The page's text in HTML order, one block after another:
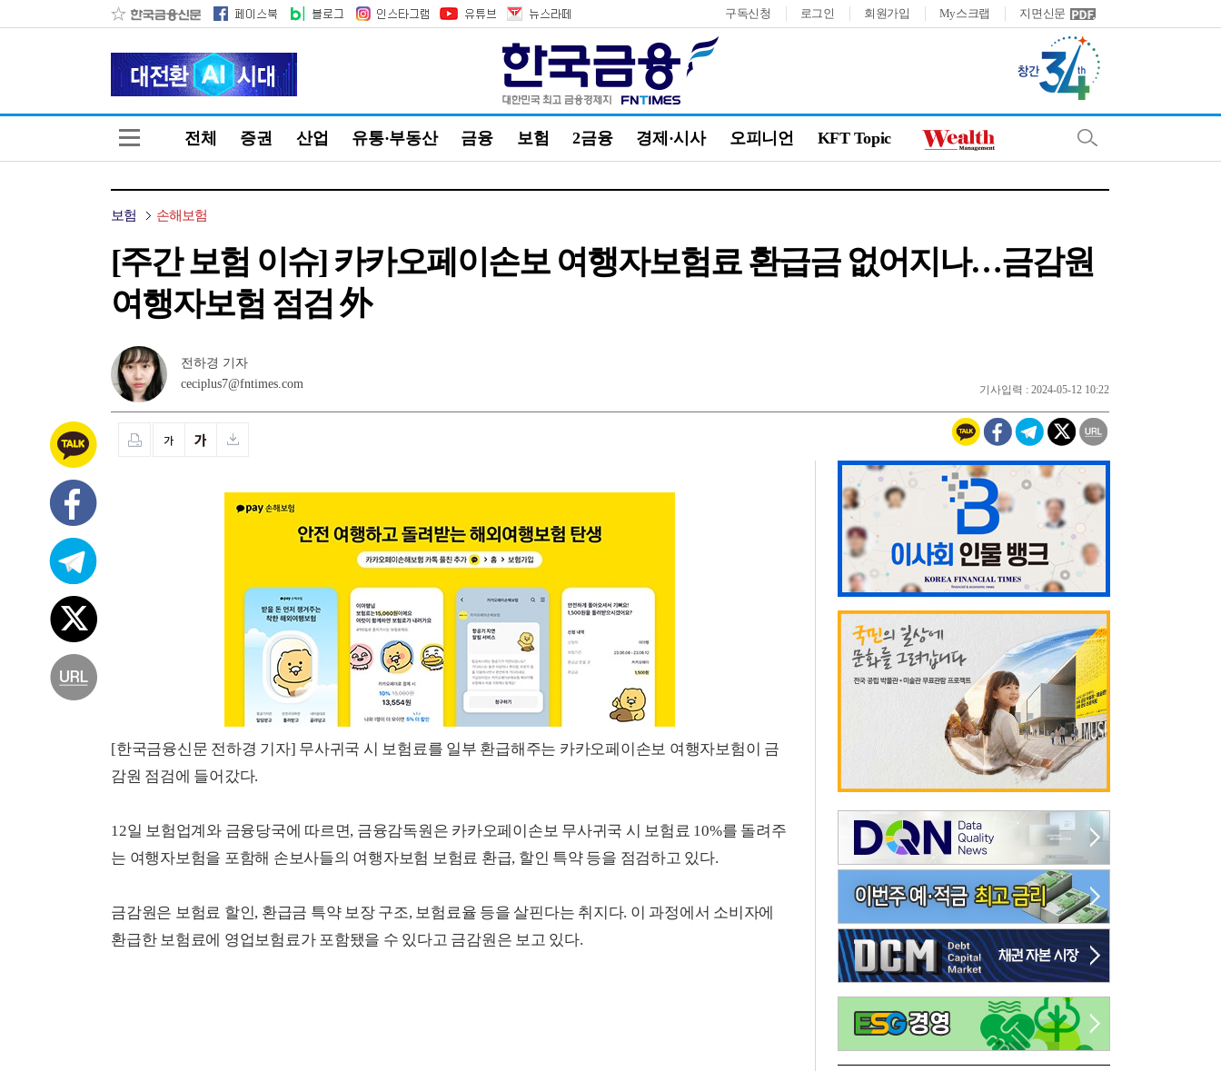
구독신청 로그인 회원가입 My스크랩 지면신문
전체 증권 산업 유통·부동산 금융 보험 2금융 경제·시사 오피니언 KFT Topic
보험 손해보험
[주간 보험 이슈] 카카오페이손보 여행자보험료 환급금 없어지나…금감원
여행자보험 점검 外
전하경 기자
ceciplus7@fntimes.com
기사입력 : 2024-05-12 10:22
[한국금융신문 전하경 기자] 무사귀국 시 보험료를 일부 환급해주는 카카오페이손보 여행자보험이 금
감원 점검에 들어갔다.
12일 보험업계와 금융당국에 따르면, 금융감독원은 카카오페이손보 무사귀국 시 보험료 10%를 돌려주
는 여행자보험을 포함해 손보사들의 여행자보험 보험료 환급, 할인 특약 등을 점검하고 있다.
금감원은 보험료 할인, 환급금 특약 보장 구조, 보험료율 등을 살핀다는 취지다. 이 과정에서 소비자에
환급한 보험료에 영업보험료가 포함됐을 수 있다고 금감원은 보고 있다.